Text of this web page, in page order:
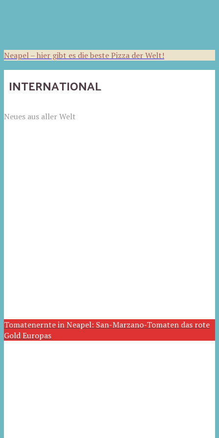
Neapel – hier gibt es die beste Pizza der Welt!
INTERNATIONAL
Neues aus aller Welt
Tomatenernte in Neapel: San-Marzano-Tomaten das rote
Gold Europas